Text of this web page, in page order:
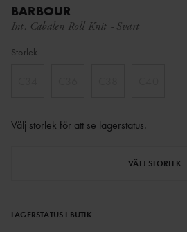
BARBOUR
Int. Cabalen Roll Knit - Svart
Storlek
Välj storlek för att se lagerstatus.
VÄLJ STORLEK
LAGERSTATUS I BUTIK